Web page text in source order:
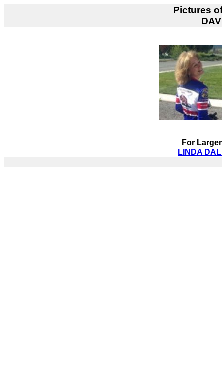
Pictures
For
LINDA